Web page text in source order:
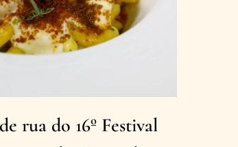
rua do 16º Festival